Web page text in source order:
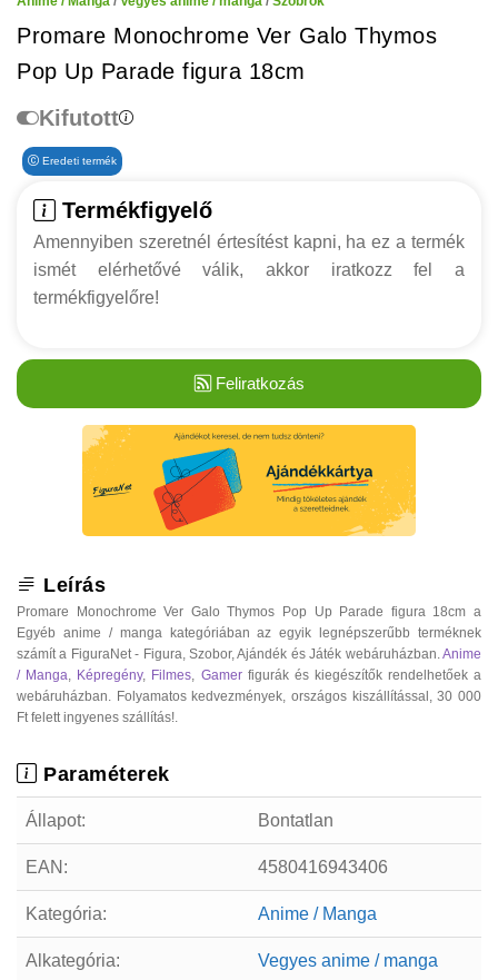
Promare Monochrome Ver Galo Thymos
Pop Up Parade figura 18cm
Kifutott
Eredeti termék
Termékfigyelő
Amennyiben szeretnél értesítést kapni, ha ez a termék
ismét elérhetővé válik, akkor iratkozz fel a
termékfigyelőre!
Feliratkozás
Leírás
Promare Monochrome Ver Galo Thymos Pop Up Parade figura 18cm a
Egyéb anime / manga kategóriában az egyik legnépszerűbb terméknek
számít a FiguraNet - Figura, Szobor, Ajándék és Játék webáruházban. Anime
/ Manga
Képregény, Filmes Gamerfigurák és kiegészítők rendelhetőek a
webáruházban. Folyamatos kedvezmények, országos kiszállítással, 30 000
Ft felett ingyenes szállítás!.
Paraméterek
Állapot: Bontatlan
EAN: 4580416943406
Kategória: Anime / Manga
Alkategória: Vegyes anime / manga